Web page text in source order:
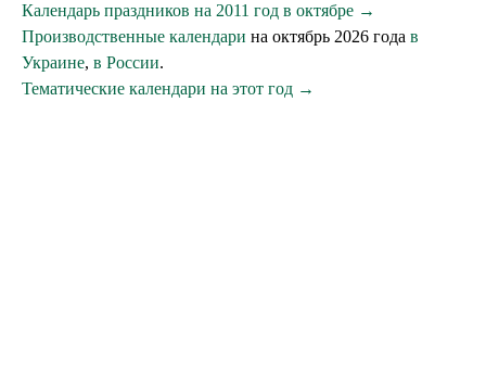
Календарь праздников на 2011 год в октябре →
Производственные календари на октябрь 2026 года в
Украине, в России.
Тематические календари на этот год →